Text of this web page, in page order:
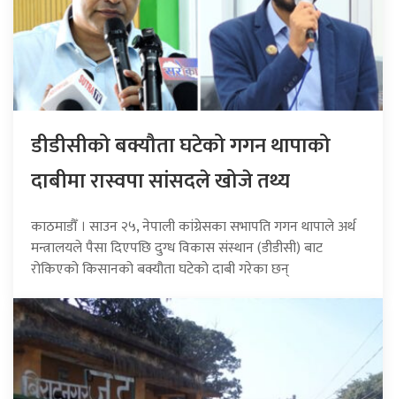
डीडीसीको बक्यौता घटेको गगन थापाको
दाबीमा रास्वपा सांसदले खोजे तथ्य
काठमाडौँ । साउन २५, नेपाली कांग्रेसका सभापति गगन थापाले अर्थ
मन्त्रालयले पैसा दिएपछि दुग्ध विकास संस्थान (डीडीसी) बाट
रोकिएको किसानको बक्यौता घटेको दाबी गरेका छन्